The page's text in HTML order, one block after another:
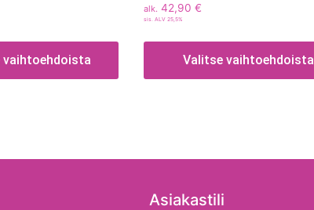
vaihtoehdoista
alk. 42,90 €
sis. ALV 25,5%
Valitse vaihtoehdoista
Asiakastili